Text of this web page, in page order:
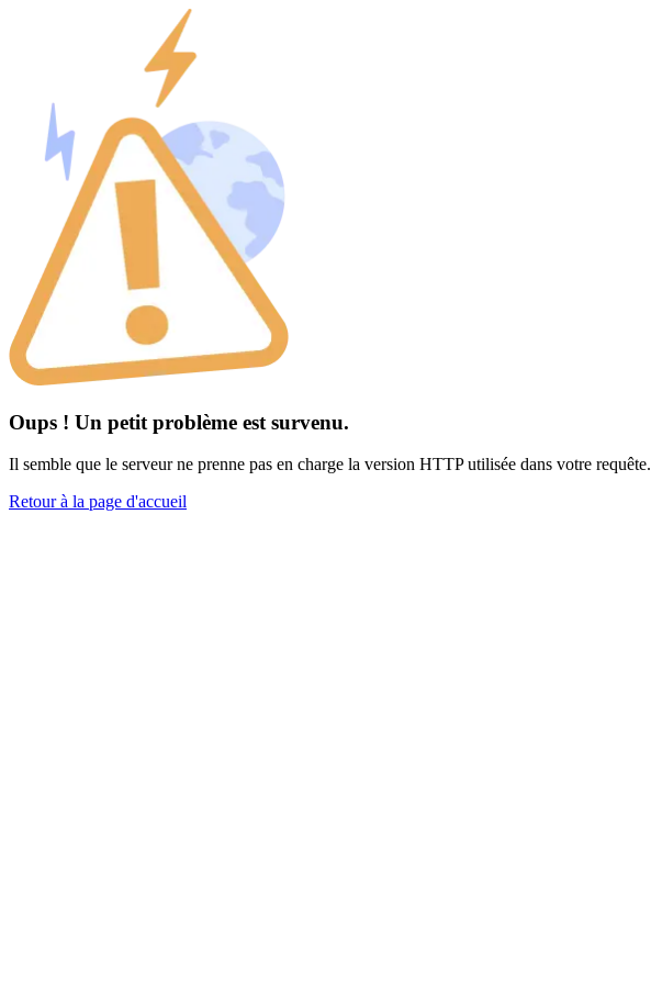
Oups ! Un petit problème est survenu.
Il semble que le serveur ne prenne pas en charge la version HTTP utilisée dans votre requête.
Retour à la page d'accueil